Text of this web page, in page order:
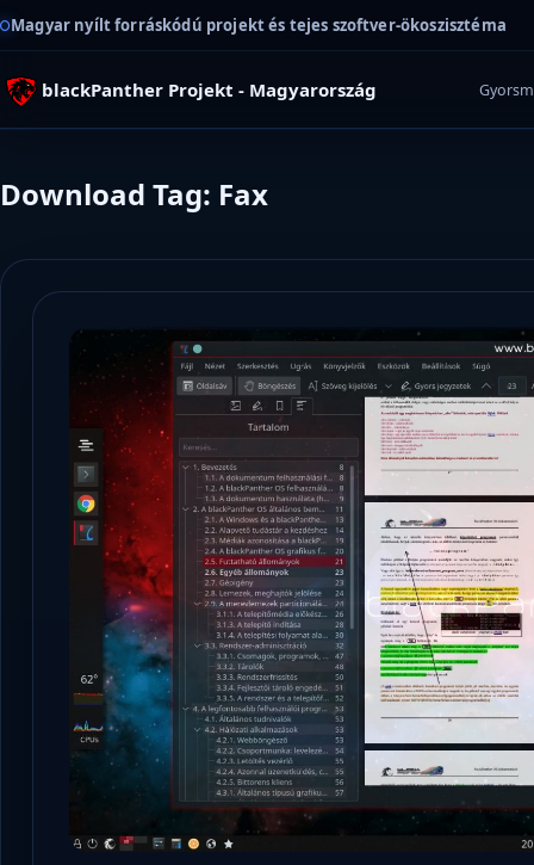
Magyar nyílt forráskódú projekt és tejes szoftver-ökoszisztéma
blackPanther Projekt - Magyarország
Download Tag: Fax